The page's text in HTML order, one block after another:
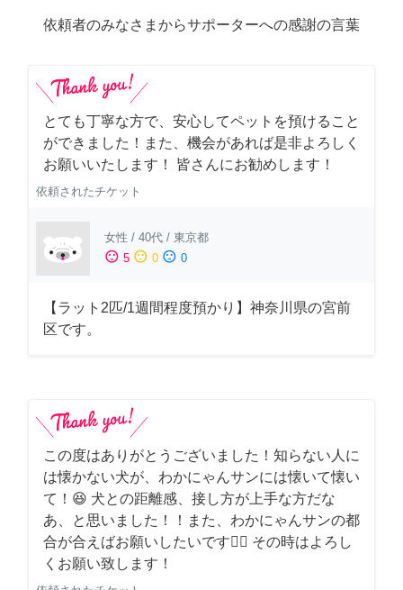
依頼者のみなさまからサポーターへの感謝の言葉
とても丁寧な方で、安心してペットを預けること
ができました！また、機会があれば是非よろしく
お願いいたします！ 皆さんにお勧めします！
依頼されたチケット
女性 / 40代 / 東京都
sentiment_satisfied 5 sentiment_neutral 0 sentiment_dissatisfied 0
【ラット2匹/1週間程度預かり】神奈川県の宮前
区です。
この度はありがとうございました！知らない人に
は懐かない犬が、わかにゃんサンには懐いて懐い
て！😆 犬との距離感、接し方が上手な方だな
あ、と思いました！！また、わかにゃんサンの都
合が合えばお願いしたいです🙇‍♂️ その時はよろし
くお願い致します！